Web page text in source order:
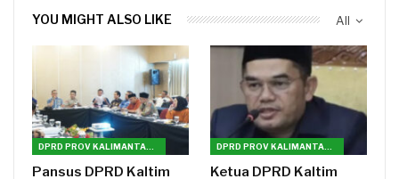
All
YOU MIGHT ALSO LIKE
DPRD PROV KALIMANTAN TIMUR
Pansus DPRD Kaltim
DPRD PROV KALIMANTAN TIMUR
Ketua DPRD Kaltim